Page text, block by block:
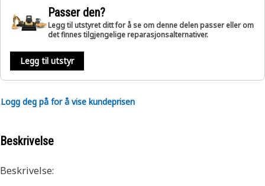
Passer den?
Legg til utstyret ditt for å se om denne delen passer eller om
det finnes tilgjengelige reparasjonsalternativer.
Legg til utstyr
Logg deg på for å vise kundeprisen
Beskrivelse
Beskrivelse: